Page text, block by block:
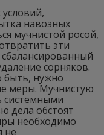
навозных
мучнистой росой,
эти
сорняков.
быть, нужно
меры. Мучнистую
системными
дела обстоят
необходимо
не